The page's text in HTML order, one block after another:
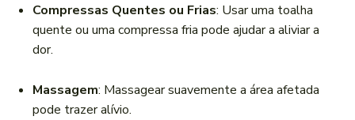
Compressas Quentes ou Frias: Usar uma toalha
quente ou uma compressa fria pode ajudar a aliviar a
dor.
Massagem: Massagear suavemente a área afetada
pode trazer alívio.